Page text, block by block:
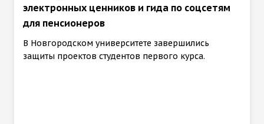
электронных ценников и гида по соцсетям
для пенсионеров
В Новгородском университете завершились
защиты проектов студентов первого курса.